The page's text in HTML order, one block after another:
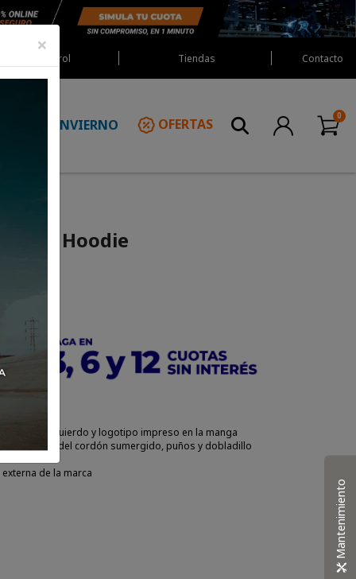
Red Castrol Tiendas Contacto
INVIERNO OFERTAS
Par Hoodie
pecho izquierdo y logotipo impreso en la manga
puntas del cordón sumergido, puños y dobladillo
de la marca
×
Mantenimiento